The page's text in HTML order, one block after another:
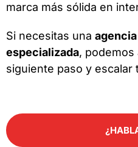
marca más sólida en
Si necesitas una
especializada, podemos
siguiente paso y